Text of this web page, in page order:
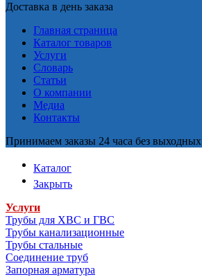
Доставка в день заказа
Главная страница
Каталог товаров
Услуги
Словарь
Статьи
О компании
Медиа
Контакты
Принимаем заказы 24 часа без выходных
Каталог
Закрыть
Услуги
Трубы для ХВС и ГВС
Трубы канализационные
Трубы стальные
Соединение труб
Запорная арматура